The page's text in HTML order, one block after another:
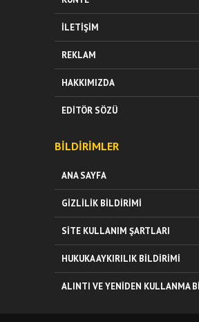
İLETIŞIM
REKLAM
HAKKIMIZDA
EDITÖR SÖZÜ
BILDIRIMLER
ANA SAYFA
GIZLILIK BILDIRIMI
SITE KULLANIM ŞARTLARI
HUKUKA AYKIRILIK BILDIRIMI
ALINTI VE YENIDEN KULLANMA